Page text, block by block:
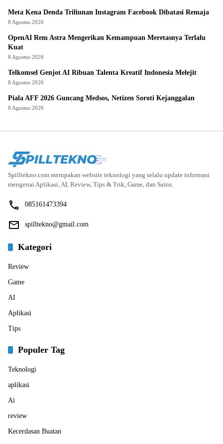
Meta Kena Denda Triliunan Instagram Facebook Dibatasi Remaja
8 Agustus 2026
OpenAI Rem Astra Mengerikan Kemampuan Meretasnya Terlalu
Kuat
8 Agustus 2026
Telkomsel Genjot AI Ribuan Talenta Kreatif Indonesia Melejit
8 Agustus 2026
Piala AFF 2026 Guncang Medsos, Netizen Soroti Kejanggalan
8 Agustus 2026
Spilltekno.com merupakan website teknologi yang selalu update informasi
mengenai Aplikasi, AI, Review, Tips & Trik, Game, dan Sains.
085161473394
spilltekno@gmail.com
Kategori
Review
Game
AI
Aplikasi
Tips
Populer Tag
Teknologi
aplikasi
Ai
review
Kecerdasan Buatan